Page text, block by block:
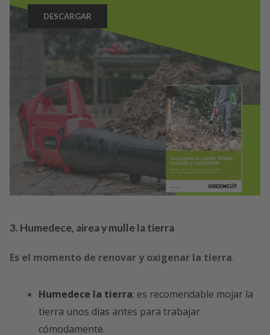
DESCARGAR
3. Humedece, airea y mulle la tierra
Es el momento de renovar y oxigenar la tierra.
Humedece la tierra: es recomendable mojar la
tierra unos días antes para trabajar
cómodamente.